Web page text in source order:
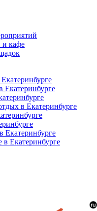
и кафе
Екатеринбурге
в Екатеринбурге
Екатеринбурге
в Екатеринбурге